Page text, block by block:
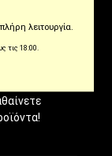
λειτουργία.
τις 18:00.